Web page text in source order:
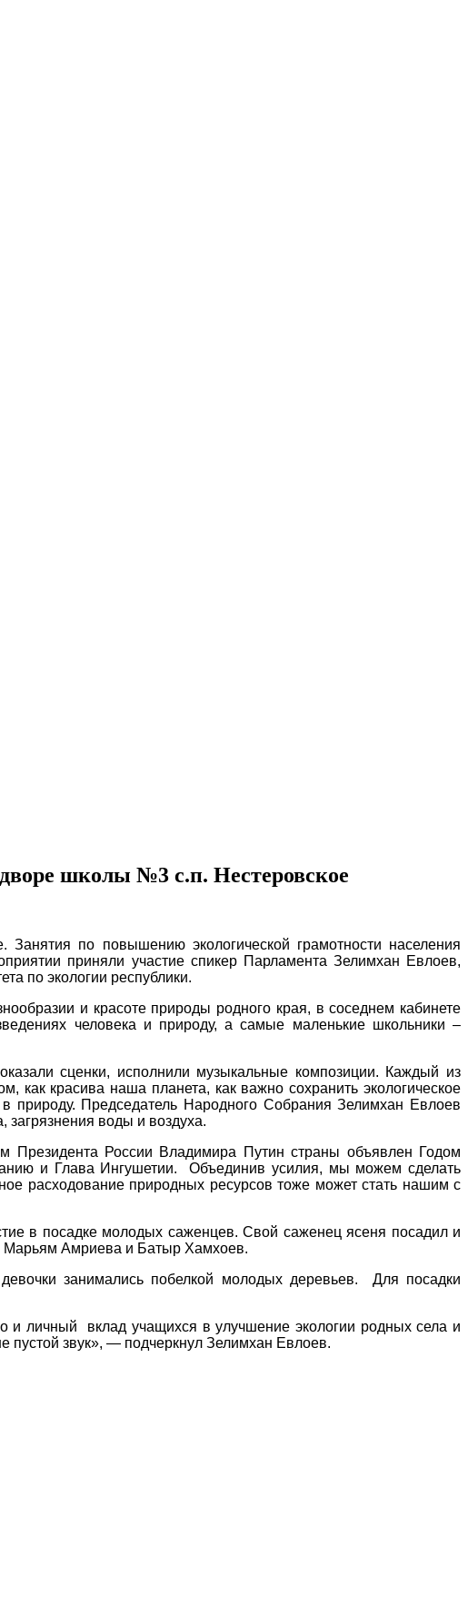
дворе школы №3 с.п. Нестеровское
по повышению экологической грамотности населения
приняли участие спикер Парламента Зелимхан Евлоев,
по экологии республики.
и красоте природы родного края, в соседнем кабинете
человека и природу, а самые маленькие школьники –
сценки, исполнили музыкальные композиции. Каждый из
красива наша планета, как важно сохранить экологическое
природу. Председатель Народного Собрания Зелимхан Евлоев
загрязнения воды и воздуха.
Президента России Владимира Путин страны объявлен Годом
и Глава Ингушетии. Объединив усилия, мы можем сделать
расходование природных ресурсов тоже может стать нашим с
в посадке молодых саженцев. Свой саженец ясеня посадил и
Марьям Амриева и Батыр Хамхоев.
занимались побелкой молодых деревьев. Для посадки
и личный вклад учащихся в улучшение экологии родных села и
пустой звук», — подчеркнул Зелимхан Евлоев.